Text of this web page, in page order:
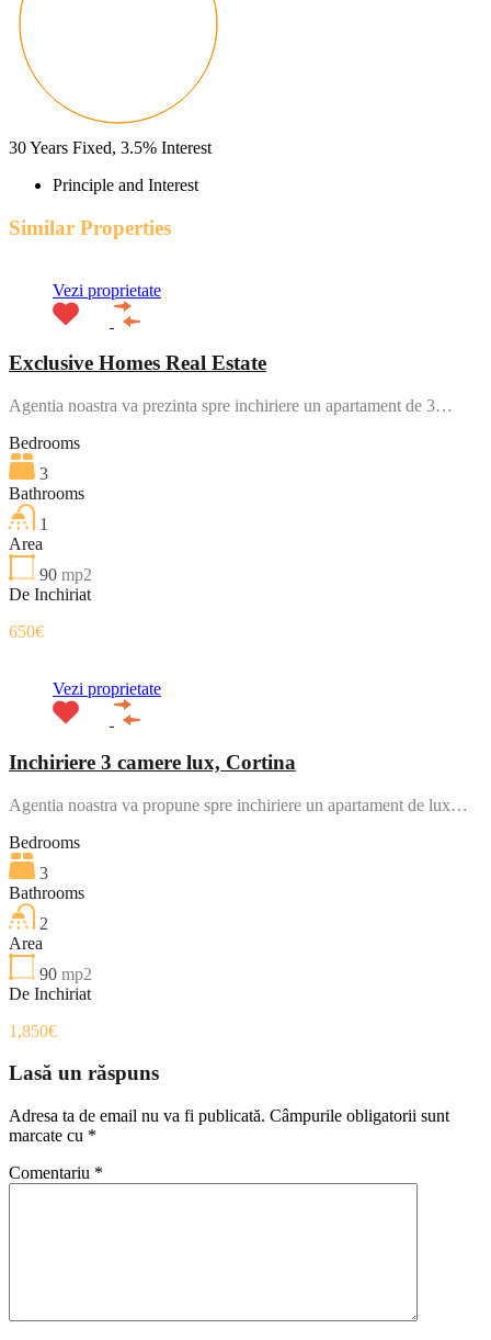
30Years Fixed, 3.5% Interest
Principle and Interest
Similar Properties
Vezi proprietate
Exclusive Homes Real Estate
Agentia noastra va prezinta spre inchiriere un apartament de 3…
Bedrooms
3
Bathrooms
1
Area
90 mp2
De Inchiriat
650€
Vezi proprietate
Inchiriere 3 camere lux, Cortina
Agentia noastra va propune spre inchiriere un apartament de lux…
Bedrooms
3
Bathrooms
2
Area
90 mp2
De Inchiriat
1,850€
Lasă un răspuns
Adresa ta de email nu va fi publicată. Câmpurile obligatorii sunt
marcate cu *
Comentariu *